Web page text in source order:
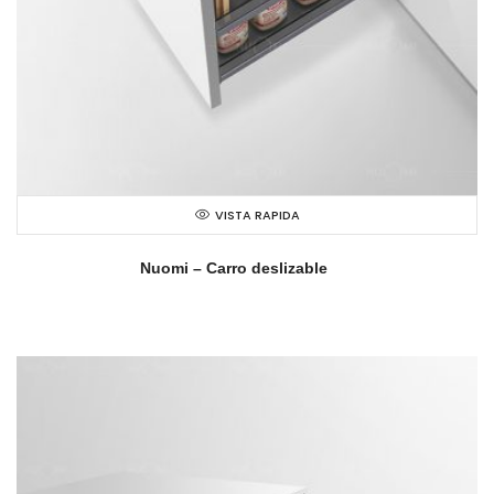
VISTA RAPIDA
Nuomi – Carro deslizable